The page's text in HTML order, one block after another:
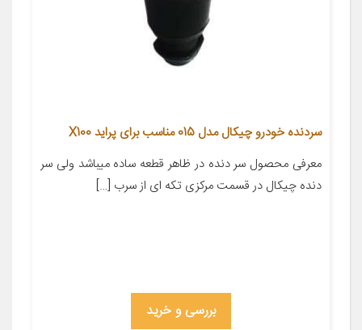
سردنده خودرو چیکال مدل 015 مناسب برای پراید X100
معرفی محصول سر دنده در ظاهر قطعه ساده میباشد ولی سر
دنده چیکال در قسمت مرکزی تکه ای از سرب […]
بررسی و خرید